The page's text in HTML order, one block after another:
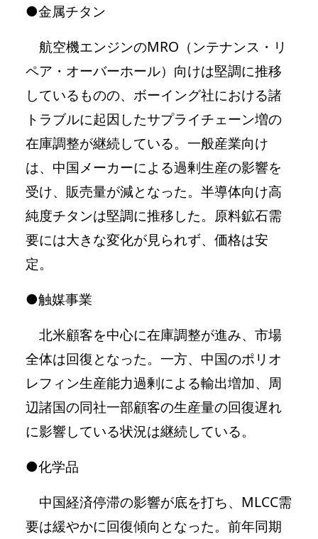
●金属チタン
航空機エンジンのMRO（ンテナンス・リ
ペア・オーバーホール）向けは堅調に推移
しているものの、ボーイング社における諸
トラブルに起因したサプライチェーン増の
在庫調整が継続している。一般産業向け
は、中国メーカーによる過剰生産の影響を
受け、販売量が減となった。半導体向け高
純度チタンは堅調に推移した。原料鉱石需
要には大きな変化が見られず、価格は安
定。
●触媒事業
北米顧客を中心に在庫調整が進み、市場
全体は回復となった。一方、中国のポリオ
レフィン生産能力過剰による輸出増加、周
辺諸国の同社一部顧客の生産量の回復遅れ
に影響している状況は継続している。
●化学品
中国経済停滞の影響が底を打ち、MLCC需
要は緩やかに回復傾向となった。前年同期